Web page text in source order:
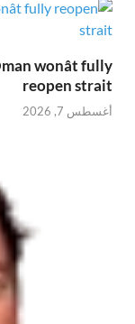
wonât fully
reopen strait
أغسطس 7, 2026